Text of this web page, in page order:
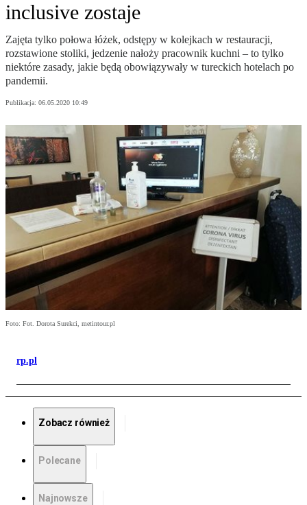
inclusive zostaje
Zajęta tylko połowa łóżek, odstępy w kolejkach w restauracji,
rozstawione stoliki, jedzenie nałoży pracownik kuchni – to tylko
niektóre zasady, jakie będą obowiązywały w tureckich hotelach po
pandemii.
Publikacja: 06.05.2020 10:49
Foto: Fot. Dorota Surekci, metintour.pl
rp.pl
Zobacz również
Polecane
Najnowsze